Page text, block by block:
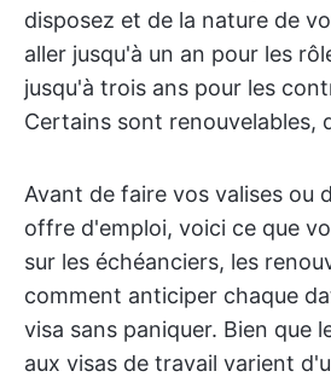
disposez et de la nature de
aller jusqu'à un an pour les
jusqu'à trois ans pour les
Certains sont renouvelables,
Avant de faire vos valises ou
offre d'emploi, voici ce que
sur les échéanciers, les
comment anticiper chaque
visa sans paniquer. Bien que
aux visas de travail varient